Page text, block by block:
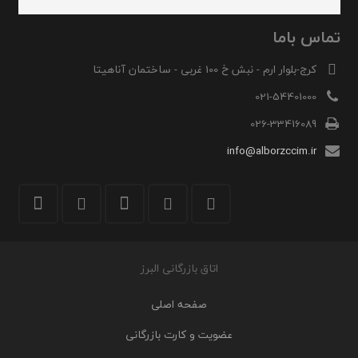
تماس باما
کرج-بلوار ارم - نبش خ 100 غربی - ساختمان آناهیتا
021-54401000
026-33416089
info@alborzccim.ir
اتاق بازرگانی البرز
صفحه اصلی
عضویت و کارت بازرگانی